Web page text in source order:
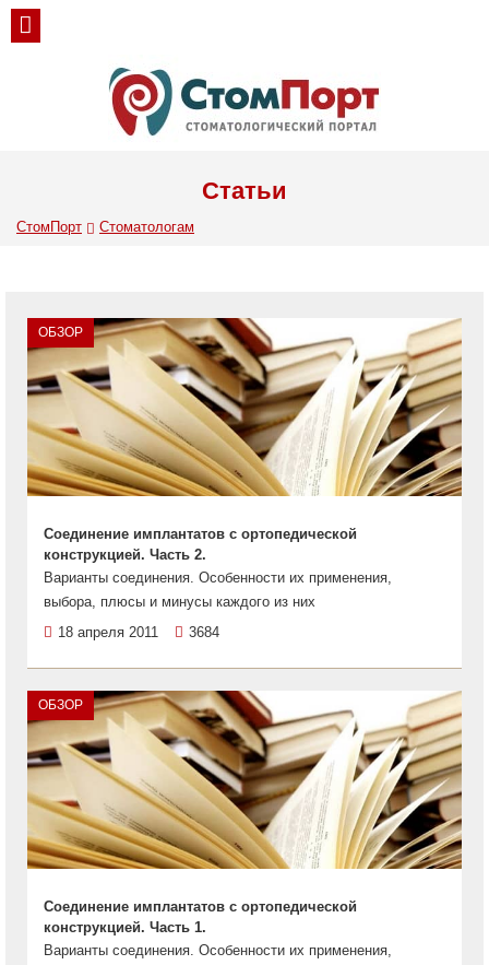
Статьи
СтомПорт Стоматологам
ОБЗОР
Соединение имплантатов с ортопедической
конструкцией. Часть 2.
Варианты соединения. Особенности их применения,
выбора, плюсы и минусы каждого из них
18 апреля 2011
3684
ОБЗОР
Соединение имплантатов с ортопедической
конструкцией. Часть 1.
Варианты соединения. Особенности их применения,